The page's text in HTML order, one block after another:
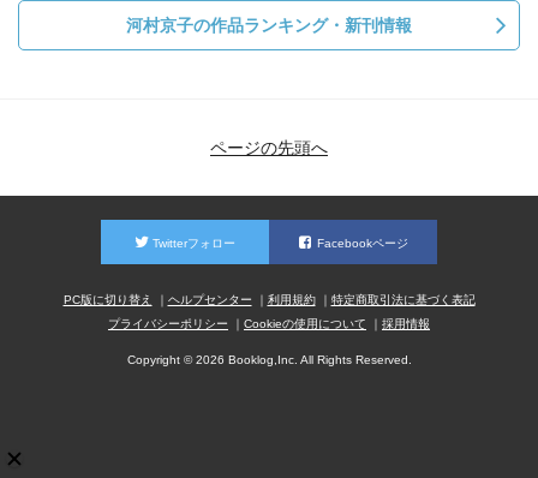
河村京子の作品ランキング・新刊情報
ページの先頭へ
Twitterフォロー Facebookページ
PC版に切り替え ヘルプセンター 利用規約
特定商取引法に基づく表記
プライバシーポリシー
Cookieの使用について 採用情報
Copyright © 2026 Booklog,Inc. All Rights Reserved.